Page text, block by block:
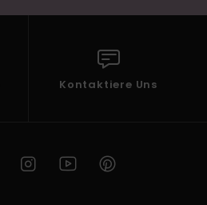
Kontaktiere Uns